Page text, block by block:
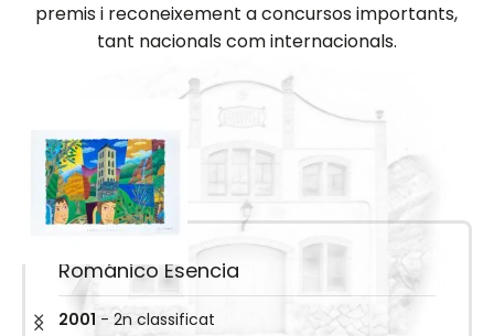
premis i reconeixement a concursos importants,
tant nacionals com internacionals.
Románico Esencia
2001 - 2n classificat